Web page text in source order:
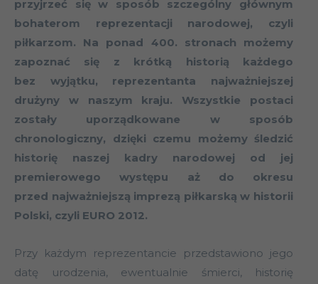
przyjrzeć się w sposób szczególny głównym
bohaterom reprezentacji narodowej, czyli
piłkarzom. Na ponad 400. stronach możemy
zapoznać się z krótką historią każdego
bez wyjątku, reprezentanta najważniejszej
drużyny w naszym kraju. Wszystkie postaci
zostały uporządkowane w sposób
chronologiczny, dzięki czemu możemy śledzić
historię naszej kadry narodowej od jej
premierowego występu aż do okresu
przed najważniejszą imprezą piłkarską w historii
Polski, czyli EURO 2012.
Przy każdym reprezentancie przedstawiono jego
datę urodzenia, ewentualnie śmierci, historię